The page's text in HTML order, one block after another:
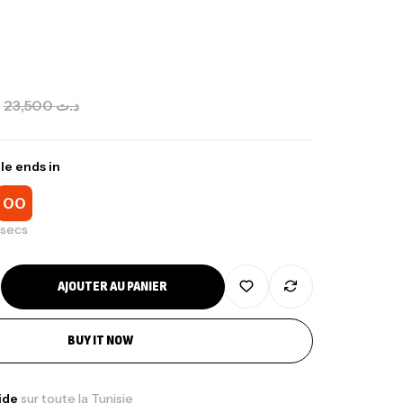
د.ت23,500
ends in
00
secs
AJOUTER AU PANIER
BUY IT NOW
sur toute la Tunisie